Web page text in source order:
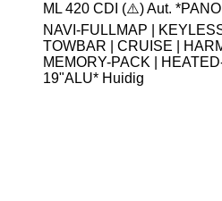
ML 420 CDI (⚠️) Aut.
NAVI-FULLMAP |
TOWBAR | CRUISE |
MEMORY-PACK |
19"ALU* Huidig